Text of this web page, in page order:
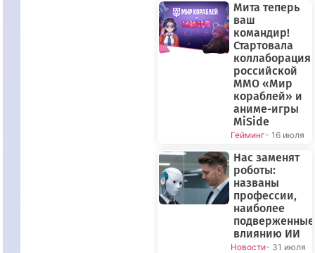
Мита теперь
ваш
командир!
Стартовала
коллаборация
российской
ММО «Мир
кораблей» и
аниме-игры
MiSide
Гейминг- 16 июля
Нас заменят
роботы:
названы
профессии,
наиболее
подверженные
влиянию ИИ
Новости- 31 июля